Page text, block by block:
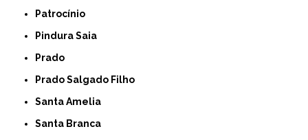
Patrocínio
Pindura Saia
Prado
Prado Salgado Filho
Santa Amelia
Santa Branca